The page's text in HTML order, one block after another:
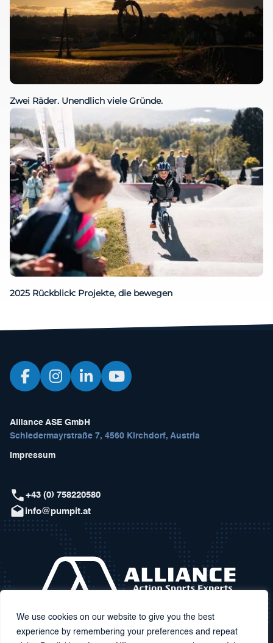
We use cookies on our website to give you the best
experience by remembering your preferences and repeat
Zwei Räder. Unendlich viele Gründe.
2025 Rückblick: Projekte, die bewegen
Alliance ASE GmbH
Schiedermayrstraße 7, 4560 Kirchdorf, Austria
Impressum
+43 (0) 758220580
info@pumpit.at